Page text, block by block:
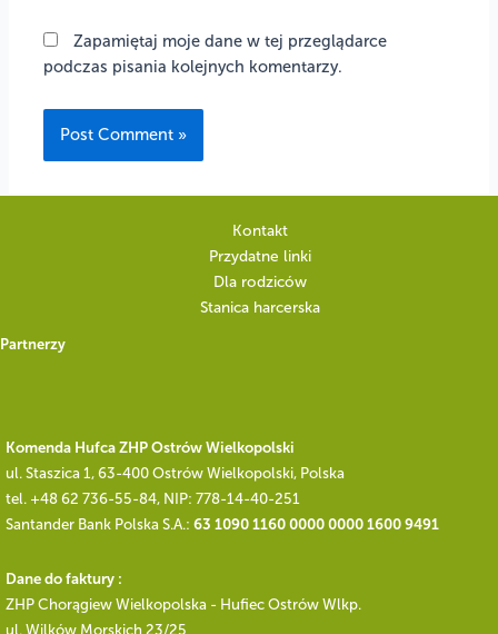
Zapamiętaj moje dane w tej przeglądarce
podczas pisania kolejnych komentarzy.
Kontakt
Przydatne linki
Dla rodziców
Stanica harcerska
Partnerzy
Komenda Hufca ZHP Ostrów Wielkopolski
ul. Staszica 1, 63-400 Ostrów Wielkopolski, Polska
tel. +48 62 736-55-84, NIP: 778-14-40-251
Santander Bank Polska S.A.: 63 1090 1160 0000 0000 1600 9491
Dane do faktury :
ZHP Chorągiew Wielkopolska - Hufiec Ostrów Wlkp.
ul. Wilków Morskich 23/25